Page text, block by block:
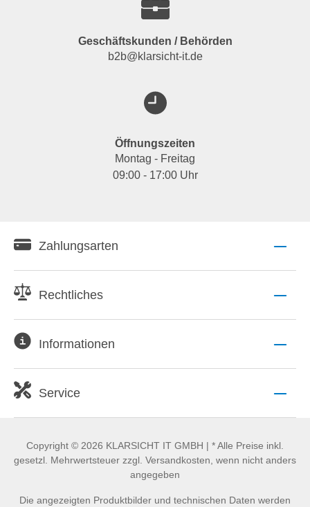
Geschäftskunden / Behörden
b2b@klarsicht-it.de
Öffnungszeiten
Montag - Freitag
09:00 - 17:00 Uhr
Zahlungsarten
Rechtliches
Informationen
Service
Copyright © 2026 KLARSICHT IT GMBH | * Alle Preise inkl.
gesetzl. Mehrwertsteuer zzgl. Versandkosten, wenn nicht anders
angegeben
Die angezeigten Produktbilder und technischen Daten werden